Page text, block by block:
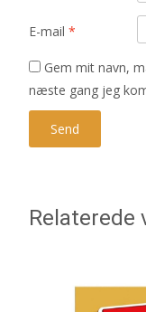
E-mail *
Gem mit navn,
næste gang jeg
Relaterede